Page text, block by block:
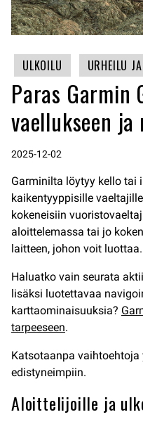
ULKOILU URHEILU
Paras Garmin
vaellukseen
2025-12-02
Garminilta löytyy kello tai
kaikentyyppisille
kokeneisiin
aloittelemassa tai jo
laitteen, johon voit luottaa.
Haluatko vain seurata
lisäksi luotettavaa
karttaominaisuuksia?
tarpeeseen.
Katsotaanpa
edistyneimpiin.
Aloittelijoille ja